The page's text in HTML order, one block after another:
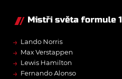
Mistři světa formule 1
→ Lando Norris
→ Max Verstappen
→ Lewis Hamilton
→ Fernando Alonso